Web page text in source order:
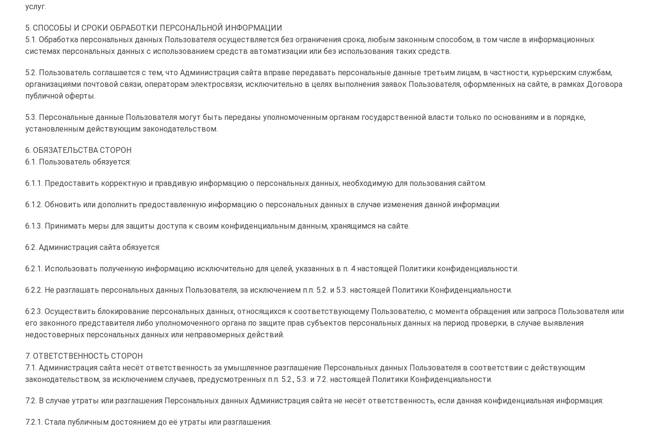
услуг.
5. СПОСОБЫ И СРОКИ ОБРАБОТКИ ПЕРСОНАЛЬНОЙ ИНФОРМАЦИИ
5.1. Обработка персональных данных Пользователя осуществляется без ограничения срока, любым законным способом, в том числе в информационных
системах персональных данных с использованием средств автоматизации или без использования таких средств.
5.2. Пользователь соглашается с тем, что Администрация сайта вправе передавать персональные данные третьим лицам, в частности, курьерским службам,
организациями почтовой связи, операторам электросвязи, исключительно в целях выполнения заявок Пользователя, оформленных на сайте, в рамках Договора
публичной оферты.
5.3. Персональные данные Пользователя могут быть переданы уполномоченным органам государственной власти только по основаниям и в порядке,
установленным действующим законодательством.
6. ОБЯЗАТЕЛЬСТВА СТОРОН
6.1. Пользователь обязуется:
6.1.1. Предоставить корректную и правдивую информацию о персональных данных, необходимую для пользования сайтом.
6.1.2. Обновить или дополнить предоставленную информацию о персональных данных в случае изменения данной информации.
6.1.3. Принимать меры для защиты доступа к своим конфиденциальным данным, хранящимся на сайте.
6.2. Администрация сайта обязуется:
6.2.1. Использовать полученную информацию исключительно для целей, указанных в п. 4 настоящей Политики конфиденциальности.
6.2.2. Не разглашать персональных данных Пользователя, за исключением п.п. 5.2. и 5.3. настоящей Политики Конфиденциальности.
6.2.3. Осуществить блокирование персональных данных, относящихся к соответствующему Пользователю, с момента обращения или запроса Пользователя или
его законного представителя либо уполномоченного органа по защите прав субъектов персональных данных на период проверки, в случае выявления
недостоверных персональных данных или неправомерных действий.
7. ОТВЕТСТВЕННОСТЬ СТОРОН
7.1. Администрация сайта несёт ответственность за умышленное разглашение Персональных данных Пользователя в соответствии с действующим
законодательством, за исключением случаев, предусмотренных п.п. 5.2., 5.3. и 7.2. настоящей Политики Конфиденциальности.
7.2. В случае утраты или разглашения Персональных данных Администрация сайта не несёт ответственность, если данная конфиденциальная информация:
7.2.1. Стала публичным достоянием до её утраты или разглашения.